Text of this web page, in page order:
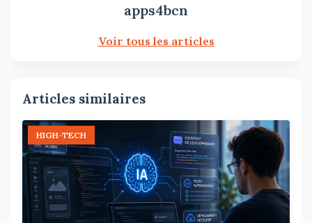
apps4bcn
Voir tous les articles
Articles similaires
HIGH-TECH